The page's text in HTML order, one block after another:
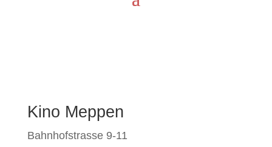
Kino Meppen
Bahnhofstrasse 9-11